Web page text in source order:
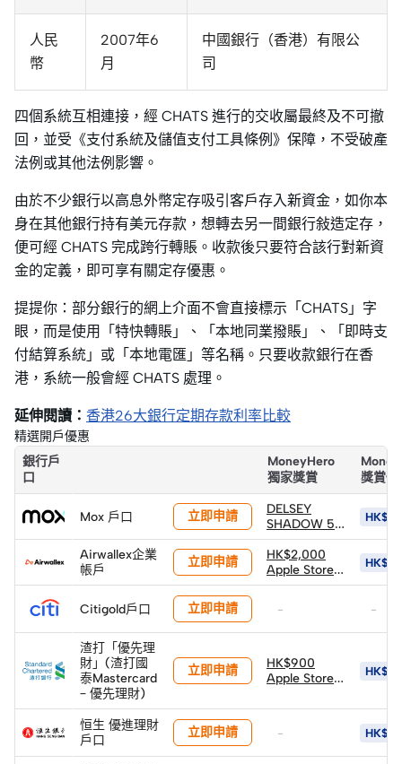
人民
幣
2007年6
月
中國銀行（香港）有限公
司
四個系統互相連接，經 CHATS 進行的交收屬最終及不可撤
回，並受《支付系統及儲值支付工具條例》保障，不受破產
法例或其他法例影響。
由於不少銀行以高息外幣定存吸引客戶存入新資金，如你本
身在其他銀行持有美元存款，想轉去另一間銀行敍造定存，
便可經 CHATS 完成跨行轉賬。收款後只要符合該行對新資
金的定義，即可享有關定存優惠。
提提你：部分銀行的網上介面不會直接標示「CHATS」字
眼，而是使用「特快轉賬」、「本地同業撥賬」、「即時支
付結算系統」或「本地電匯」等名稱。只要收款銀行在香
港，系統一般會經 CHATS 處理。
延伸閱讀： 香港26大銀行定期存款利率比較
精選開戶優惠
銀行戶
口
MoneyHero
獨家獎賞
獎賞價
Mox 戶口 立即申請
DELSEY
SHADOW 5.0
75 CM 可擴
展行李箱 (建
議零售價:
HK$3,890)
Airwallex企業
帳戶
立即申請
HK$2,000
Apple Store
禮品卡
Citigold戶口 立即申請 - -
渣打「優先理
財」(渣打國
泰Mastercard
– 優先理財)
立即申請
HK$900
Apple Store
恒生 優進理財
戶口
立即申請 -